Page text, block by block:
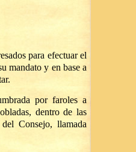
para efectuar el
mandato y en base a
por faroles a
dentro de las
Consejo, llamada